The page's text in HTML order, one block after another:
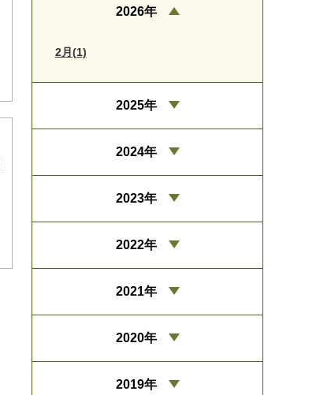
2026年
2月(1)
2025年
2024年
2023年
2022年
2021年
2020年
2019年